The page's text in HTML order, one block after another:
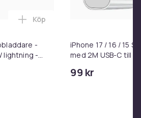
bf25-6ecb1249629c
-
lightning -
Lägg till iPhone Laddare
Köp
iPhone 17 / 16 / 15
med 2M USB-C till
99 kr